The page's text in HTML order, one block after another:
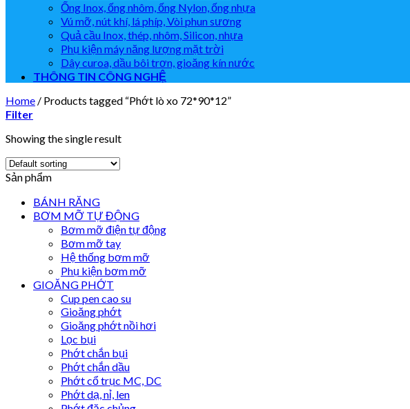
Ống Inox, ống nhôm, ống Nylon, ống nhựa
Vú mỡ, nút khí, lá phíp, Vòi phun sương
Quả cầu Inox, thép, nhôm, Silicon, nhựa
Phụ kiện máy năng lượng mặt trời
Dây curoa, dầu bôi trơn, gioăng kín nước
THÔNG TIN CÔNG NGHỆ
Home / Products tagged “Phớt lò xo 72*90*12”
Filter
Showing the single result
Sản phẩm
BÁNH RĂNG
BƠM MỠ TỰ ĐỘNG
Bơm mỡ điện tự động
Bơm mỡ tay
Hệ thống bơm mỡ
Phụ kiện bơm mỡ
GIOĂNG PHỚT
Cup pen cao su
Gioăng phớt
Gioăng phớt nồi hơi
Lọc bụi
Phớt chắn bụi
Phớt chắn dầu
Phớt cổ trục MC, DC
Phớt dạ, nỉ, len